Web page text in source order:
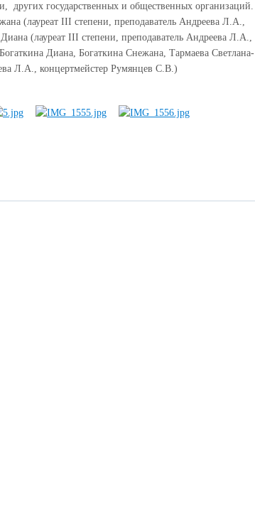
других государственных и общественных организаций.
(лауреат III степени, преподаватель Андреева Л.А.,
(лауреат III степени, преподаватель Андреева Л.А.,
Диана, Богаткина Снежана, Тармаева Светлана-
Л.А., концертмейстер Румянцев С.В.)